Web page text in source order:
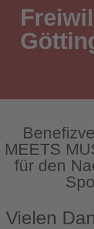
MEETS
für den
Vielen